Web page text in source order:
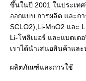
ขึ้นในปี 2001 ในประเท
ออกแบบ การผลิต และก
SCLO2),Li-MnO2 และ
Li-โพลิเมอร์ และแบตเต
เราได้นําเสนอสินค้าแล
ผลิตภัณฑ์และการใช้